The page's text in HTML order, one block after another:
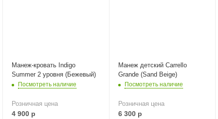
Манеж-кровать Indigo
Summer 2 уровня (Бежевый)
Посмотреть наличие
Розничная цена
4 900 р
Манеж детский Carrello
Grande (Sand Beige)
Посмотреть наличие
Розничная цена
6 300р